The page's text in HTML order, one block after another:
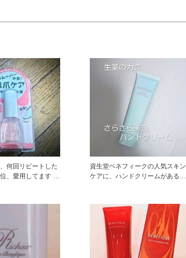
何回リピートした
、愛用してます 常
資生堂ベネフィークの人気スキン
ケアに、ハンドクリームがあるの